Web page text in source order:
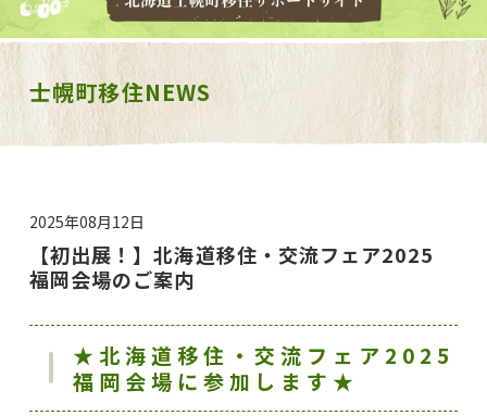
士幌町移住NEWS
2025年08月12日
【初出展！】北海道移住・交流フェア2025
福岡会場のご案内
★北海道移住・交流フェア2025
福岡会場に参加します★